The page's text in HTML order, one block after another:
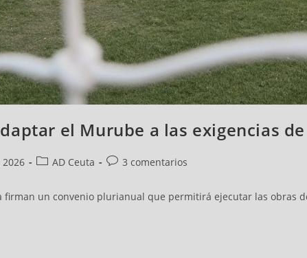
el Murube a las exigencias de
2026 AD Ceuta 3 comentarios
firman un convenio plurianual que permitirá ejecutar las obras